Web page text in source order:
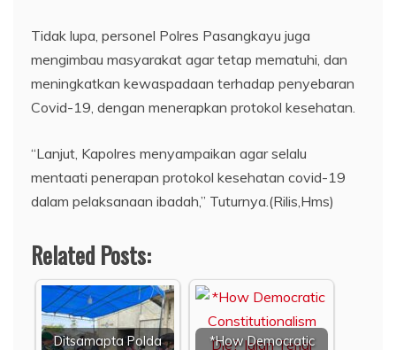
Tidak lupa, personel Polres Pasangkayu juga
mengimbau masyarakat agar tetap mematuhi, dan
meningkatkan kewaspadaan terhadap penyebaran
Covid-19, dengan menerapkan protokol kesehatan.
“Lanjut, Kapolres menyampaikan agar selalu
mentaati penerapan protokol kesehatan covid-19
dalam pelaksanaan ibadah,” Tuturnya.(Rilis,Hms)
Related Posts:
Ditsamapta Polda
*How Democratic